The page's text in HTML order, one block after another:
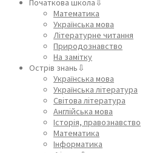
Початкова школа⇩
Математика
Українська мова
Літературне читання
Природознавство
На замітку
Острів знань⇩
Українська мова
Українська література
Світова література
Англійська мова
Історія, правознавство
Математика
Інформатика